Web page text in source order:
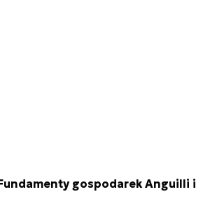
gospodarek Anguilli i